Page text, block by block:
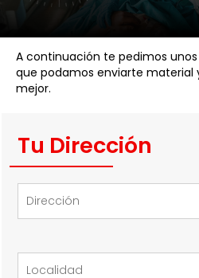
A continuación te pedimos
que podamos enviarte material
mejor.
Tu Dirección